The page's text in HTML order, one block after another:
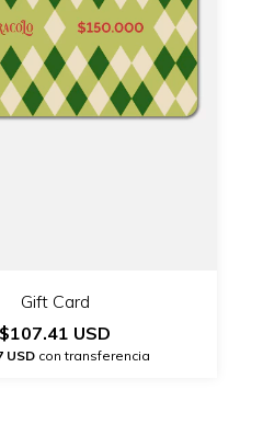
Gift Card
$107.41 USD
USDcon transferencia